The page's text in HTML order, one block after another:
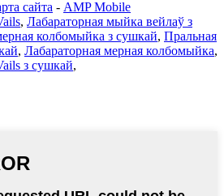
сайта - AMP Mobile
, Лабараторная мыйка вейлаў з
колбомыйка з сушкай, Пральная
, Лабараторная мерная колбомыйка,
з сушкай,